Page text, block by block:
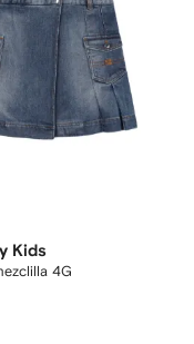
Kids
4G